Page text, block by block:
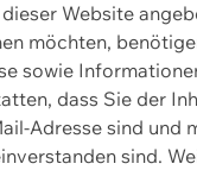
Website
möchten,
sowie
dass Sie der
Adresse sind und
sind.